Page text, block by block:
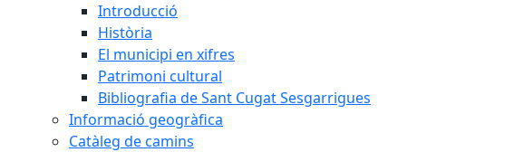
Introducció
Història
El municipi en xifres
Patrimoni cultural
Bibliografia de Sant Cugat Sesgarrigues
Informació geogràfica
Catàleg de camins